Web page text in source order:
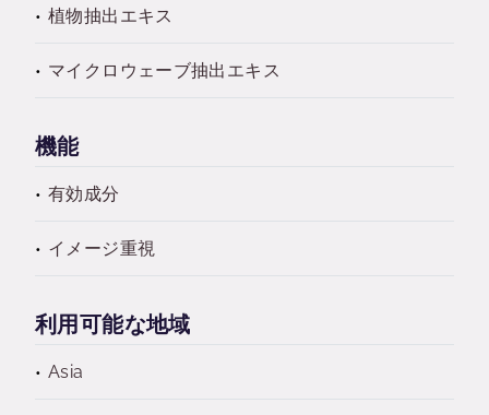
植物抽出エキス
マイクロウェーブ抽出エキス
機能
有効成分
イメージ重視
利用可能な地域
Asia